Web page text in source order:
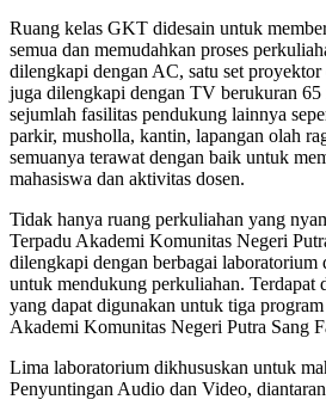
Ruang kelas GKT didesain untuk
semua dan memudahkan proses
dilengkapi dengan AC, satu set proyektor
juga dilengkapi dengan TV berukuran 65
sejumlah fasilitas pendukung lainnya
parkir, musholla, kantin, lapangan olah
semuanya terawat dengan baik untuk
mahasiswa dan aktivitas dosen.
Tidak hanya ruang perkuliahan yang
Terpadu Akademi Komunitas Negeri
dilengkapi dengan berbagai laboratorium
untuk mendukung perkuliahan. Terdapat
yang dapat digunakan untuk tiga
Akademi Komunitas Negeri Putra Sang
Lima laboratorium dikhususkan untuk
Penyuntingan Audio dan Video,